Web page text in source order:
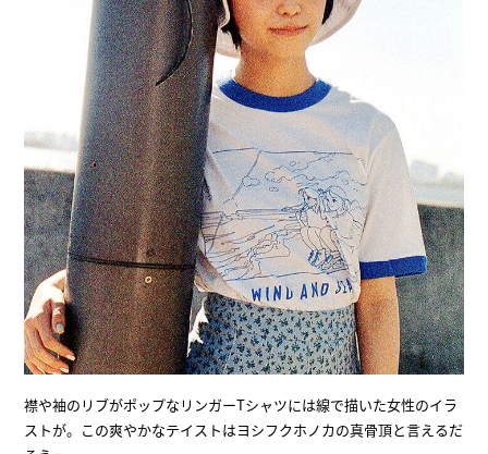
襟や袖のリブがポップなリンガーTシャツには線で描いた女性のイラ
ストが。この爽やかなテイストはヨシフクホノカの真骨頂と言えるだ